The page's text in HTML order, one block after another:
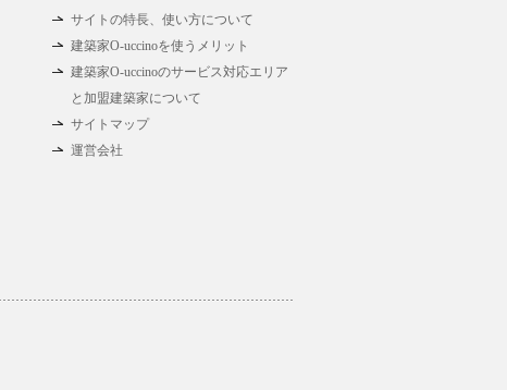
サイトの特長、使い方について
建築家O-uccinoを使うメリット
建築家O-uccinoのサービス対応エリア
と加盟建築家について
サイトマップ
運営会社